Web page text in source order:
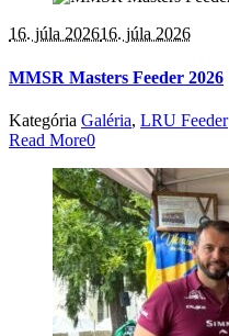
16. júla 202616. júla 2026
MMSR Masters Feeder 2026
Kategória Galéria, LRU Feeder
Read More0